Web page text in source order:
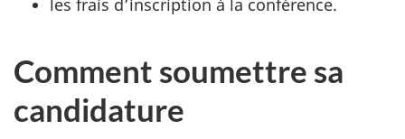
Comment soumettre sa
candidature